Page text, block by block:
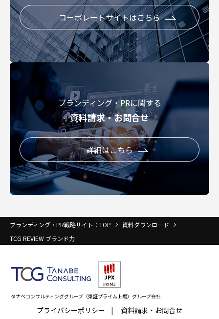
コーポレートサイトはこちら
ブランディング・PRに関する
資料請求・お問合せ
詳細はこちら
ブランディング・PR戦略サイト：TOP
資料ダウンロード
TCG REVIEW ブランド力
タナベコンサルティンググループ（東証プライム上場）グループ会社
プライバシーポリシー 資料請求・お問合せ